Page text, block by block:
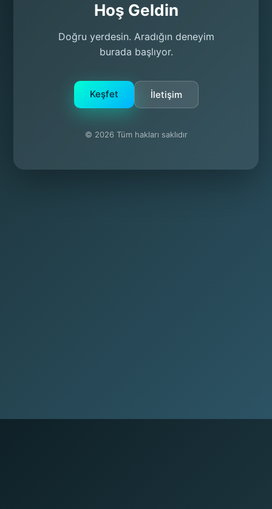
Hoş Geldin
Doğru yerdesin. Aradığın deneyim
burada başlıyor.
Keşfet İletişim
© 2026 Tüm hakları saklıdır